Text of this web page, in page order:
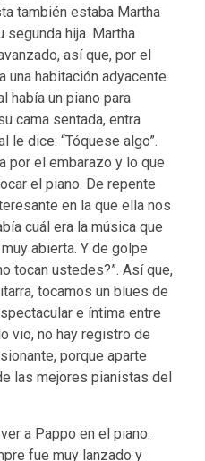
también estaba Martha
segunda hija. Martha
así que, por el
una habitación adyacente
había un piano para
cama sentada, entra
le dice: “Tóquese algo”.
por el embarazo y lo que
el piano. De repente
en la que ella nos
cuál era la música que
abierta. Y de golpe
tocan ustedes?”. Así que,
tocamos un blues de
e íntima entre
vio, no hay registro de
porque aparte
las mejores pianistas del
a Pappo en el piano.
fue muy lanzado y